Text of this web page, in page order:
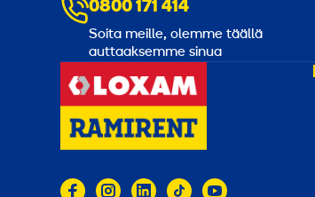
0800 171 414
Soita meille, olemme täällä
auttaaksemme sinua